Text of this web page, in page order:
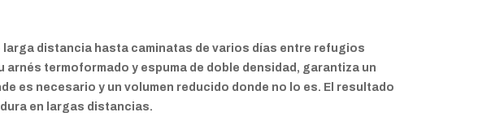
larga distancia hasta caminatas de varios días entre refugios
termoformado y espuma de doble densidad, garantiza un
es necesario y un volumen reducido donde no lo es. El resultado
en largas distancias.